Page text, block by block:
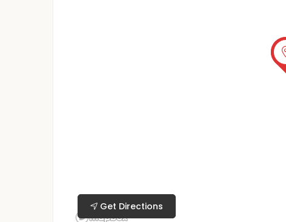
Get Directions